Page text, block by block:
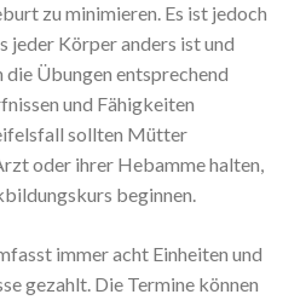
zu minimieren. Es ist jedoch
jeder Körper anders ist und
die Übungen entsprechend
und Fähigkeiten
sollten Mütter
oder ihrer Hebamme halten,
beginnen.
immer acht Einheiten und
gezahlt. Die Termine können